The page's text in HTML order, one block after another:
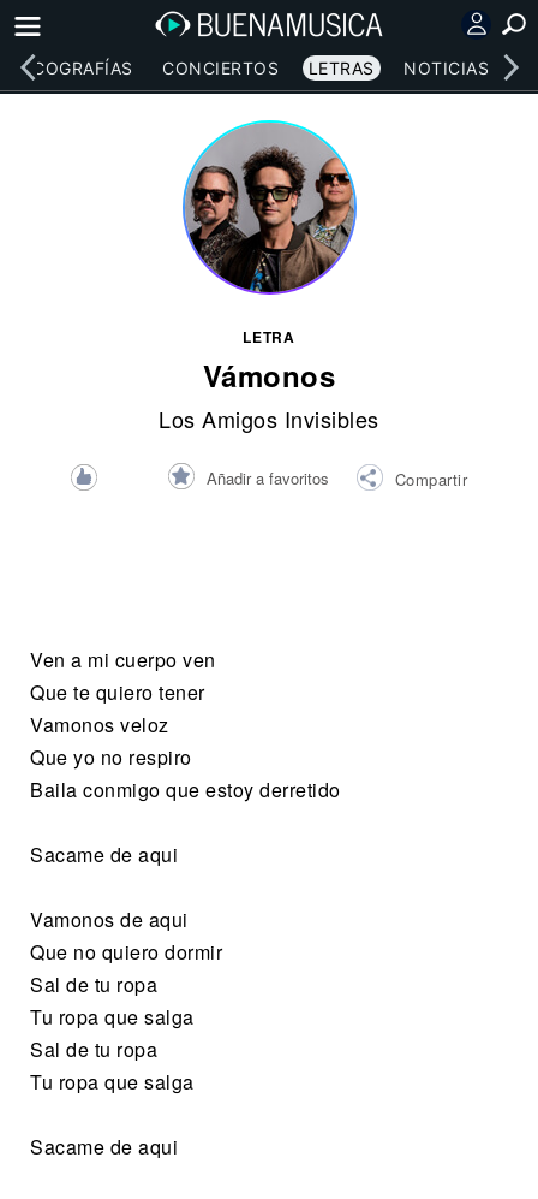
DISCOGRAFÍAS CONCIERTOS LETRAS NOTICIAS
LETRA
Vámonos
Los Amigos Invisibles
Añadir a favoritos Compartir
Ven a mi cuerpo ven
Que te quiero tener
Vamonos veloz
Que yo no respiro
Baila conmigo que estoy derretido
Sacame de aqui
Vamonos de aqui
Que no quiero dormir
Sal de tu ropa
Tu ropa que salga
Sal de tu ropa
Tu ropa que salga
Sacame de aqui